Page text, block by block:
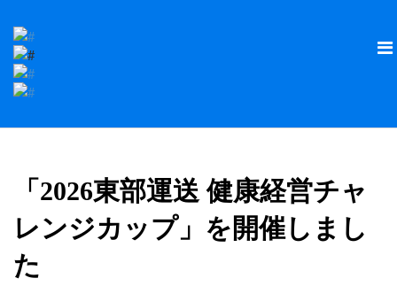
「2026東部運送 健康経営チャ
レンジカップ」を開催しまし
た